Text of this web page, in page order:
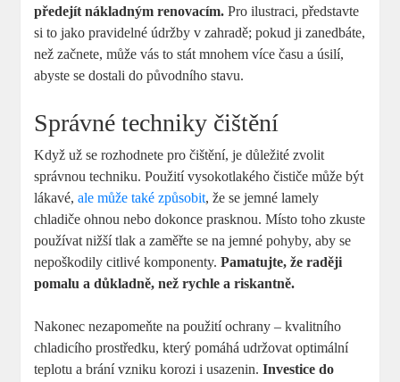
předejít nákladným renovacím. Pro ilustraci, představte
si to jako pravidelné údržby v zahradě; pokud ji zanedbáte,
než začnete, může vás to stát mnohem více času a úsilí,
abyste se dostali do původního stavu.
Správné techniky čištění
Když už se rozhodnete pro čištění, je důležité zvolit
správnou techniku. Použití vysokotlakého čističe může být
lákavé,ale může také způsobit, že se jemné lamely
chladiče ohnou nebo dokonce prasknou. Místo toho zkuste
používat nižší tlak a zaměřte se na jemné pohyby, aby se
nepoškodily citlivé komponenty.Pamatujte, že raději
pomalu a důkladně, než rychle a riskantně.
Nakonec nezapomeňte na použití ochrany – kvalitního
chladicího prostředku, který pomáhá udržovat optimální
teplotu a brání vzniku korozi i usazenin.Investice do